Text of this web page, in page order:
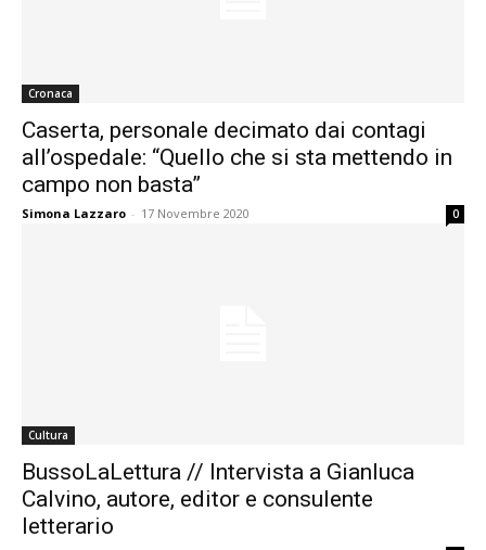
Cronaca
Caserta, personale decimato dai contagi
all’ospedale: “Quello che si sta mettendo in
campo non basta”
Simona Lazzaro - 17 Novembre 2020 0
Cultura
BussoLaLettura // Intervista a Gianluca
Calvino, autore, editor e consulente
letterario